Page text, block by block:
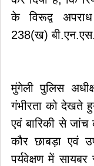
के विरूद्व
238(ख) बी.एन.एस.
मुंगेली पुलिस
गंभीरता को देखते
एवं बारिकी से
कौर छाबड़ा एवं
पर्यवेक्षण में